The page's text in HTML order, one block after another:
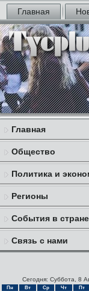
Главная
Главная
Общество
Политика и
Регионы
События в стране
Связь с нами
Сегодня: Суббота, 8
Пн Вт Ср Чт Пт